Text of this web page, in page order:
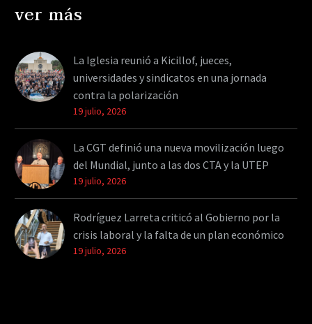
ver más
La Iglesia reunió a Kicillof, jueces,
universidades y sindicatos en una jornada
contra la polarización
19 julio, 2026
La CGT definió una nueva movilización luego
del Mundial, junto a las dos CTA y la UTEP
19 julio, 2026
Rodríguez Larreta criticó al Gobierno por la
crisis laboral y la falta de un plan económico
19 julio, 2026